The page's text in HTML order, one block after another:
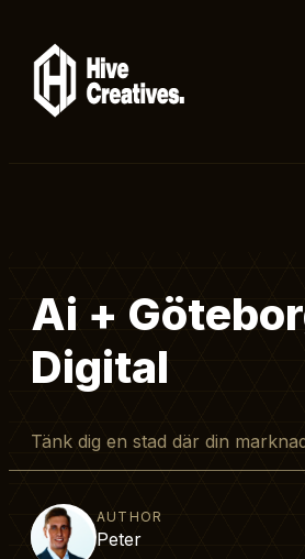
Ai +
Digital
Tänk dig en stad där din
AUTHOR
Peter